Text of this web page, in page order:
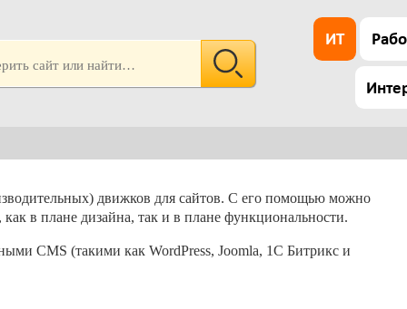
ИТ
движков для сайтов. С его помощью можно
в плане дизайна, так и в плане функциональности.
CMS (такими как WordPress, Joomla, 1С Битрикс и